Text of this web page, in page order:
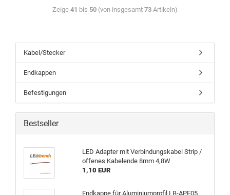
Zeige 41 bis 50 (von insgesamt 73 Artikeln)
Kabel/Stecker
Endkappen
Befestigungen
Bestseller
LED Adapter mit Verbindungskabel Strip /
offenes Kabelende 8mm 4,8W
1,10 EUR
Endkappe für Aluminiumprofil LB-APE05